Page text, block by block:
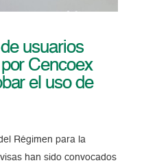
de usuarios
Cencoex
el uso de
Régimen para la
han sido convocados